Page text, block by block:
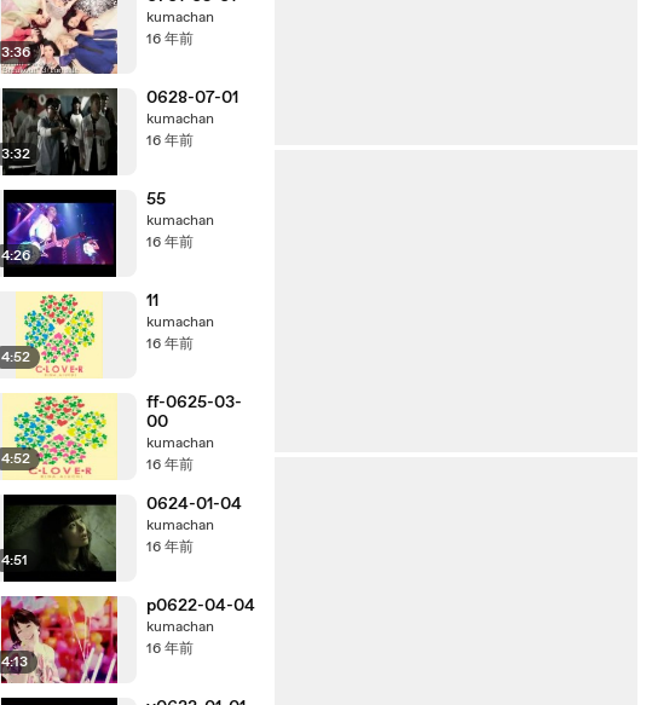
3:36
kumachan
16 年前
3:32
0628-07-01
kumachan
16 年前
4:26
55
kumachan
16 年前
4:52
11
kumachan
16 年前
4:52
ff-0625-03-
00
kumachan
16 年前
4:51
0624-01-04
kumachan
16 年前
4:13
p0622-04-04
kumachan
16 年前